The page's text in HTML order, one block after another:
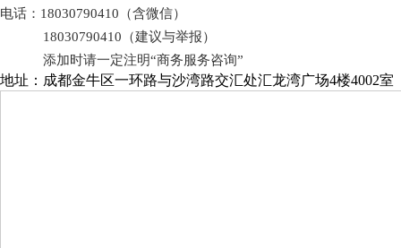
电话：18030790410（含微信）
18030790410（建议与举报）
添加时请一定注明“商务服务咨询”
地址：成都金牛区一环路与沙湾路交汇处汇龙湾广场4楼4002室